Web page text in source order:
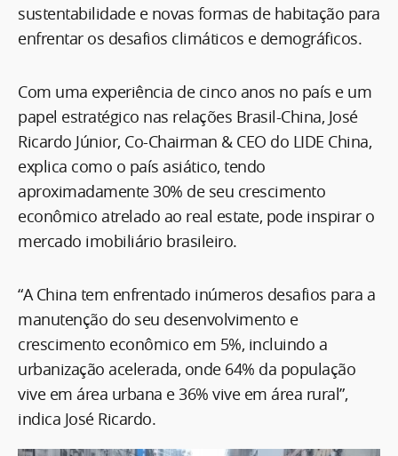
sustentabilidade e novas formas de habitação para
enfrentar os desafios climáticos e demográficos.
Com uma experiência de cinco anos no país e um
papel estratégico nas relações Brasil-China, José
Ricardo Júnior, Co-Chairman & CEO do LIDE China,
explica como o país asiático, tendo
aproximadamente 30% de seu crescimento
econômico atrelado ao real estate, pode inspirar o
mercado imobiliário brasileiro.
“A China tem enfrentado inúmeros desafios para a
manutenção do seu desenvolvimento e
crescimento econômico em 5%, incluindo a
urbanização acelerada, onde 64% da população
vive em área urbana e 36% vive em área rural”,
indica José Ricardo.